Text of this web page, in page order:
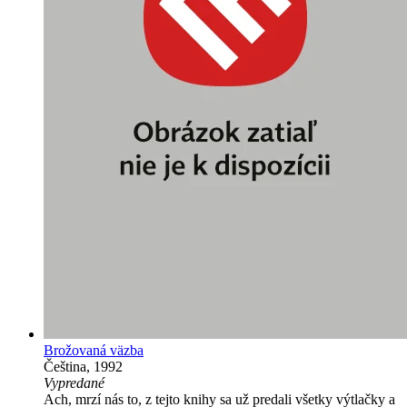
Brožovaná väzba
Čeština, 1992
Vypredané
Ach, mrzí nás to, z tejto knihy sa už predali všetky výtlačky a